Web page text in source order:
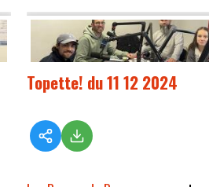
Topette! du 11 12 2024